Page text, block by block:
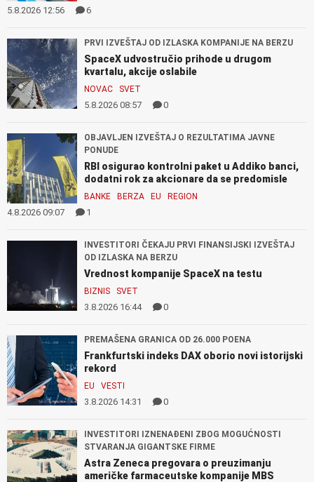
5.8.2026 12:56 6
PRVI IZVEŠTAJ OD IZLASKA KOMPANIJE NA BERZU
SpaceX udvostručio prihode u drugom
kvartalu, akcije oslabile
NOVAC SVET
5.8.2026 08:57 0
OBJAVLJEN IZVEŠTAJ O REZULTATIMA JAVNE
PONUDE
RBI osigurao kontrolni paket u Addiko banci,
dodatni rok za akcionare da se predomisle
BANKE BERZA EU REGION
4.8.2026 09:07 1
INVESTITORI ČEKAJU PRVI FINANSIJSKI IZVEŠTAJ
OD IZLASKA NA BERZU
Vrednost kompanije SpaceX na testu
BIZNIS SVET
3.8.2026 16:44 0
PREMAŠENA GRANICA OD 26.000 POENA
Frankfurtski indeks DAX oborio novi istorijski
rekord
EU VESTI
3.8.2026 14:31 0
INVESTITORI IZNENAĐENI ZBOG MOGUĆNOSTI
STVARANJA GIGANTSKE FIRME
Astra Zeneca pregovara o preuzimanju
američke farmaceutske kompanije MBS